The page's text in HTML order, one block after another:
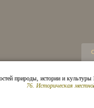
природы, истории и культуры
76. Историческая